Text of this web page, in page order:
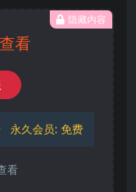
隐藏内容
看
永久会员: 免费
看